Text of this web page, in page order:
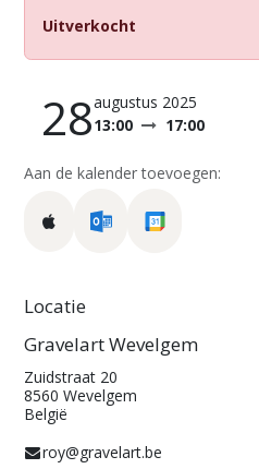
Uitverkocht
28augustus 2025
13:00
17:00
Aan de kalender toevoegen:
Locatie
Gravelart Wevelgem
Zuidstraat 20
8560 Wevelgem
België
roy@gravelart.be